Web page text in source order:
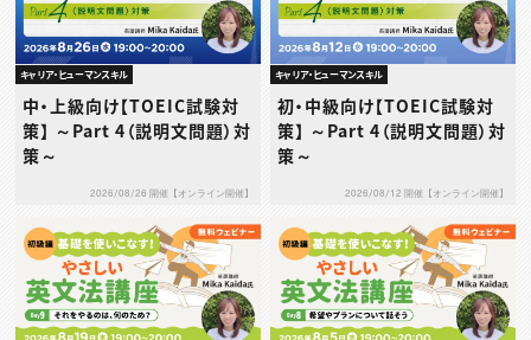
キャリア・ヒューマンスキル
中・上級向け【TOEIC試験対
策】 ～Part 4（説明文問題）対
策～
2026/08/26 開催【オンライン開催】
キャリア・ヒューマンスキル
初・中級向け【TOEIC試験対
策】 ～Part 4（説明文問題）対
策～
2026/08/12 開催【オンライン開催】